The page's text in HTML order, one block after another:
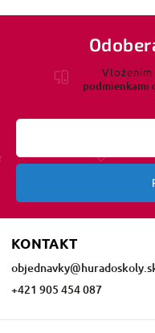
KONTAKT
objednavky@
+421 905 454 087
podmienkami